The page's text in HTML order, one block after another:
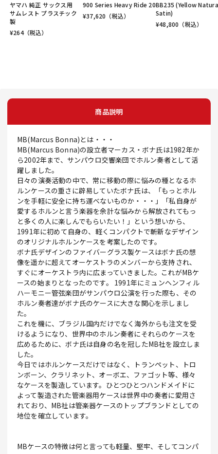
ヤマハ 純正 サックス用
サムレスト プラスチック
製
¥264（税込）
900 Series Heavy Ride 20
¥37,620 （税込）
BB235 (Yellow
Satin)
¥48,800 （税込）
商品説明
MB(Marcus Bonna)とは・・・
MB(Marcus Bonna)の設立者マーカス・ボナ氏は1982年か
ら2002年まで、サンパウロ交響楽団でホルン奏者として活
躍しました。
日々の演奏活動の中で、常に移動の際に悩みの種となるホ
ルンケースの重さに辟易していたボナ氏は、「もっとホル
ンを手軽に安全に持ち運べないものか・・・」「私自身が
愛するホルンと言う楽器を余計な悩みから解放されてもっ
と多くの人に楽しんでもらいたい！」という想いから、
1991年に初めて自身の、軽くコンパクトで斬新なデザイン
のオリジナルホルンケースを考案したのです。
ボナ氏デザインのファイバーグラス製ケースはボナ氏の想
像を遥かに超えてオーケストラのメンバーから支持され、
すぐにオーケストラ内に広まっていきました。これがMBケ
ースの始まりとなったのです。 1991年にミュンヘンフィル
ハーモニー管弦楽団がサンパウロ公演を行った際も、その
ホルン奏者達がボナ氏のケースに大きな関心を示しまし
た。
これを機に、ブラジル国内だけでなく海外からも注文を受
けるようになり、世界中のホルン奏者にそれらのケースを
広めるために、ボナ氏は自身の名を冠したMB社を設立しま
した。
今日ではホルンケースだけではなく、トランペット、トロ
ンボーン、クラリネット、オーボエ、ファゴット等、様々
なケースを製造しています。ひとつひとつハンドメイドに
よって製造された管楽器用ケースは世界中の奏者に愛用さ
れており、MB社は管楽器ケースのトップブランドとしての
地位を確立しています。
MBケースの特徴は何と言っても軽量、堅牢、そしてコンパ